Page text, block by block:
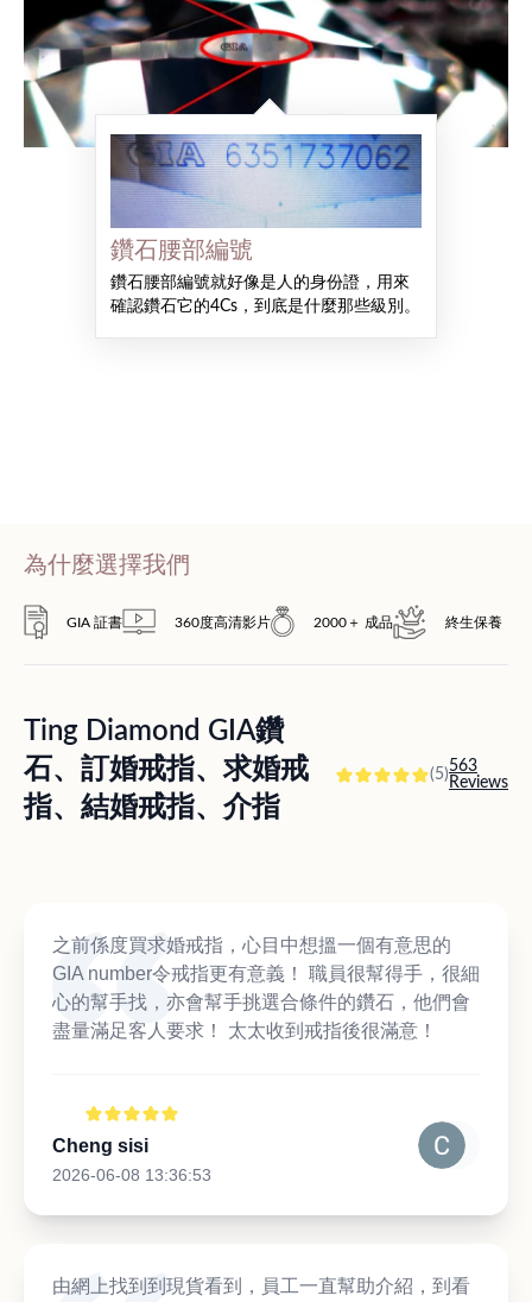
鑽石腰部編號
鑽石腰部編號就好像是人的身份證，用來
確認鑽石它的4Cs，到底是什麼那些級別。
為什麼選擇我們
GIA 証書 360度高清影片 2000＋ 成品 終生保養
Ting Diamond GIA鑽
石、訂婚戒指、求婚戒
指、結婚戒指、介指
(5)563
Reviews
之前係度買求婚戒指，心目中想搵一個有意思的
GIA number令戒指更有意義！ 職員很幫得手，很細
心的幫手找，亦會幫手挑選合條件的鑽石，他們會
盡量滿足客人要求！ 太太收到戒指後很滿意！
Cheng sisi
2026-06-08 13:36:53
由網上找到到現貨看到，員工一直幫助介紹，到看